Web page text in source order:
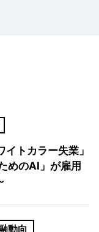
トカラー失業」
めのAI」が雇用
動向